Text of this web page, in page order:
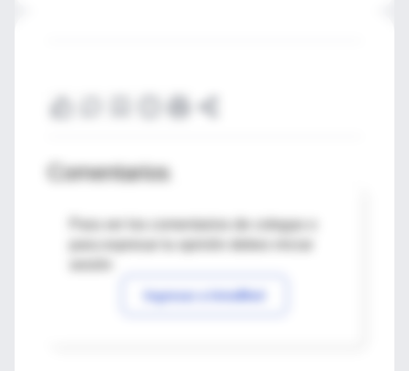
Comentarios
Para ver los comentarios de colegas o
Ingresar a IntraMed